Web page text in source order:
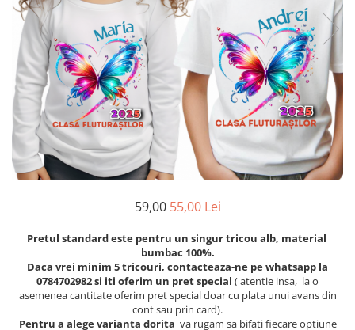
Cadouri barbati
Seturi cadou barbati
Seturi cadou barbati portofel si curea
Ceasuri pentru EL
Cadouri craciun barbati
Cadouri personalizate barbati
Cadouri copii
Caciuli copii
Cadouri copii 1 an
Colectia Disney
Sticlă pentru apa Personalizată
Sepci personalizate
Etichete scolare
Sepci personalizate
Bannere personalizate scoli si gradinite
Caserole personalizate sandwich
Saculeti personalizati
Sticla de apa personalizata
Agende si caiete personalizate
59,00 55,00 Lei
Pretul standard este pentru un singur tricou alb, material
bumbac 100%.
Daca vrei minim 5 tricouri, contacteaza-ne pe whatsapp la
0784702982 si iti oferim un pret special ( atentie insa, la o
asemenea cantitate oferim pret special doar cu plata unui avans din
cont sau prin card).
Pentru a alege varianta dorita va rugam sa bifati fiecare optiune